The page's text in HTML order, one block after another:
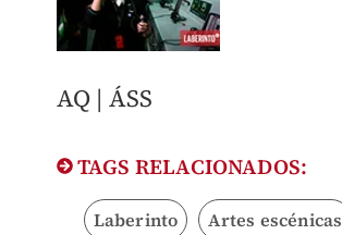
​AQ | ÁSS
TAGS RELACIONADOS:
Laberinto Artes escénicas